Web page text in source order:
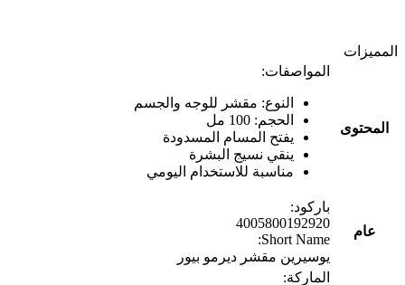
المميزات
المحتوى
المواصفات:
النوع: مقشر للوجه والجسم
الحجم: 100 مل
يفتح المسام المسدودة
ينقي نسيج البشرة
مناسبة للاستخدام اليومي
عام
باركود:
4005800192920
Short Name:
يوسيرين مقشر ديرمو بيور
الماركة: